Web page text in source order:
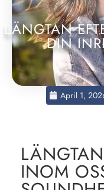
LÄNGTAN
DIN
April 1,
INOM